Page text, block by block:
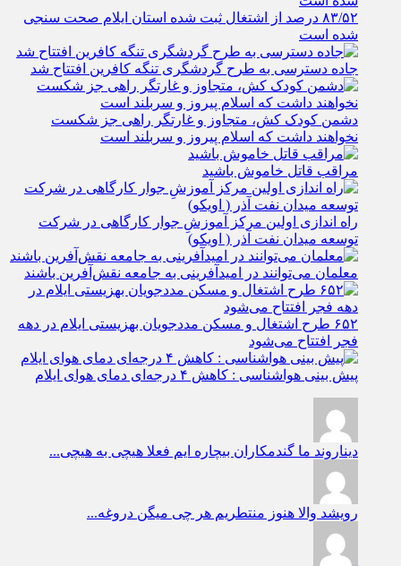
۸۳/۵۲ درصد از اشتغال ثبت شده استان ایلام صحت سنجی
شده است
جاده دسترسی به طرح گردشگری تنگه کافرین افتتاح شد
دشمن کودک کش، متجاوز و غارتگر راهی جز شکست
نخواهند داشت که اسلام پیروز و سربلند است
مراقب قاتل خاموش باشید
راه اندازی اولین مرکز آموزشِ جوار کارگاهی در شرکت
توسعه میدان نفت آذر ( اویکو)
معلمان می‌توانند در امیدآفرینی به جامعه نقش‌آفرین باشند
۶۵۲ طرح اشتغال و مسکن مددجویان بهزیستی ایلام در دهه
فجر افتتاح می‌شود
پیش بینی هواشناسی : کاهش ۴ درجه‌ای دمای هوای ایلام
دیناروند ما گندمکاران بیچاره ایم فعلا هیچی به هیچی...
رویشد والا هنوز منتطریم هر چی میگن دروغه...